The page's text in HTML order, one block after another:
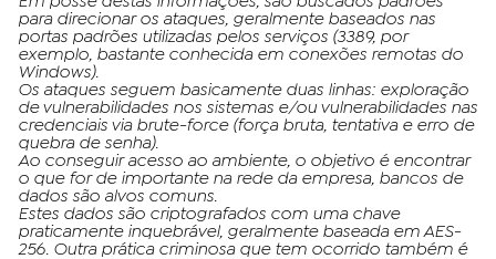
para direcionar os ataques, geralmente baseados nas
portas padrões utilizadas pelos serviços (3389, por
exemplo, bastante conhecida em conexões remotas do
Windows).
Os ataques seguem basicamente duas linhas: exploração
de vulnerabilidades nos sistemas e/ou vulnerabilidades nas
credenciais via brute-force (força bruta, tentativa e erro de
quebra de senha).
Ao conseguir acesso ao ambiente, o objetivo é encontrar
o que for de importante na rede da empresa, bancos de
dados são alvos comuns.
Estes dados são criptografados com uma chave
praticamente inquebrável, geralmente baseada em AES-
256. Outra prática criminosa que tem ocorrido também é